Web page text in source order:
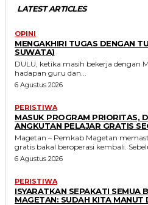
LATEST ARTICLES
OPINI
MENGAKHIRI TUGAS DENGAN
SUWATA)
DULU, ketika masih bekerja dengan
hadapan guru dan...
6 Agustus 2026
PERISTIWA
MASUK PROGRAM PRIORITAS,
ANGKUTAN PELAJAR GRATIS
Magetan – Pemkab Magetan
gratis bakal beroperasi kembali.
6 Agustus 2026
PERISTIWA
ISYARATKAN SEPAKATI SEMUA
MAGETAN: SUDAH KITA MANUT